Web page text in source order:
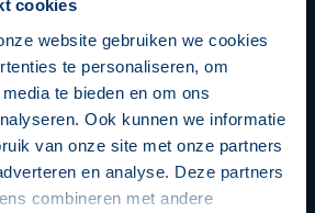
cookies
website gebruiken we cookies
te personaliseren, om
te bieden en om ons
Ook kunnen we informatie
van onze site met onze partners
en analyse. Deze partners
combineren met andere